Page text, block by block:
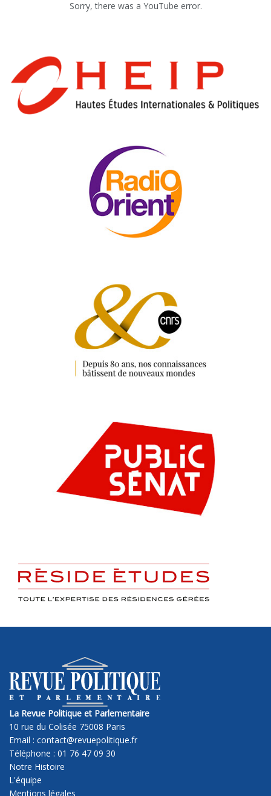
Sorry, there was a YouTube error.
La Revue Politique et Parlementaire
10 rue du Colisée 75008 Paris
Email : contact@revuepolitique.fr
Téléphone : 01 76 47 09 30
Notre Histoire
L'équipe
Mentions légales